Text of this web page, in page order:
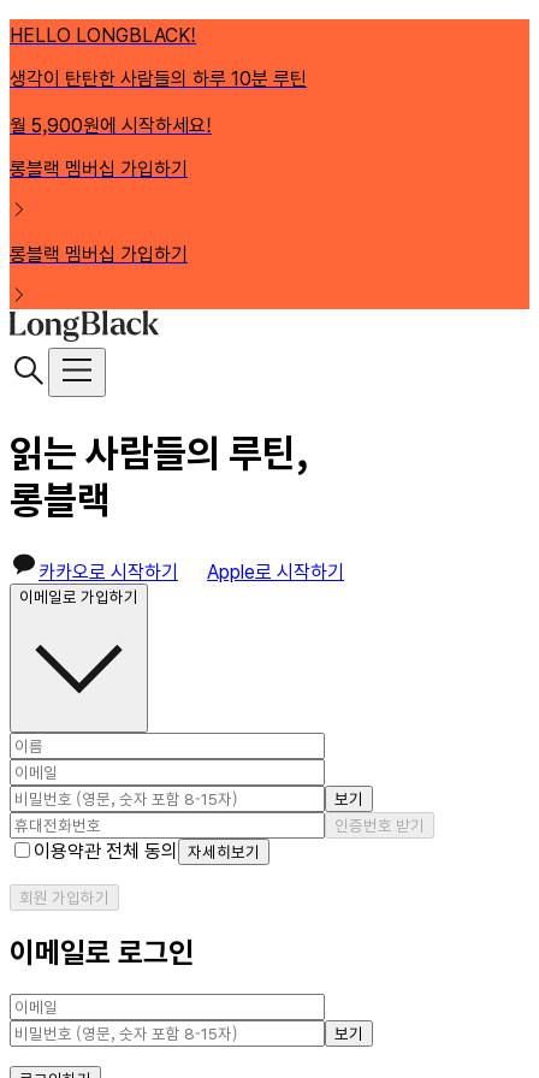
HELLO LONGBLACK!
생각이 탄탄한 사람들의 하루 10분 루틴
월 5,900원에 시작하세요!
롱블랙 멤버십 가입하기
롱블랙 멤버십 가입하기
읽는 사람들의 루틴,
롱블랙
카카오로 시작하기 Apple로 시작하기
이메일로 가입하기
보기
인증번호 받기
이용약관 전체 동의 자세히보기
회원 가입하기
이메일로 로그인
보기